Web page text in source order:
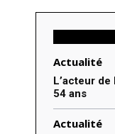
Actualité
L’acteur
54 ans
Actualité